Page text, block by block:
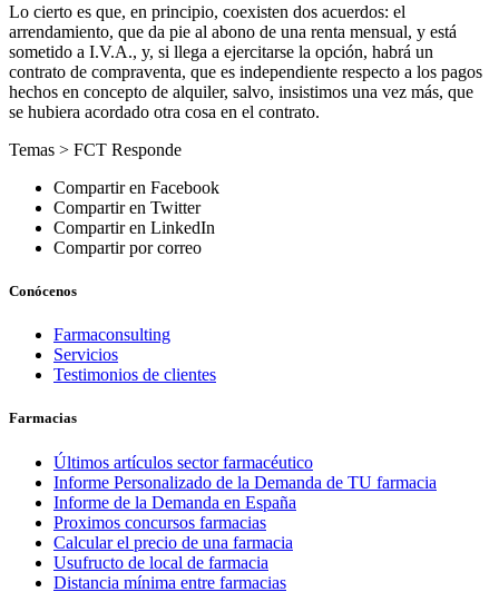
Lo cierto es que, en principio, coexisten dos acuerdos: el
arrendamiento, que da pie al abono de una renta mensual, y está
sometido a I.V.A., y, si llega a ejercitarse la opción, habrá un
contrato de compraventa, que es independiente respecto a los pagos
hechos en concepto de alquiler, salvo, insistimos una vez más, que
se hubiera acordado otra cosa en el contrato.
Temas > FCT Responde
Compartir en Facebook
Compartir en Twitter
Compartir en LinkedIn
Compartir por correo
Conócenos
Farmaconsulting
Servicios
Testimonios de clientes
Farmacias
Últimos artículos sector farmacéutico
Informe Personalizado de la Demanda de TU farmacia
Informe de la Demanda en España
Proximos concursos farmacias
Calcular el precio de una farmacia
Usufructo de local de farmacia
Distancia mínima entre farmacias